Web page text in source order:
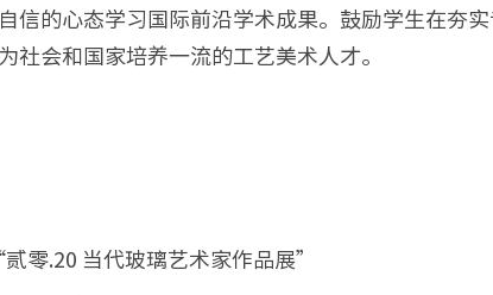
信的心态学习国际前沿学术成果。鼓励学生在夯
社会和国家培养一流的工艺美术人才。
零.20 当代玻璃艺术家作品展”